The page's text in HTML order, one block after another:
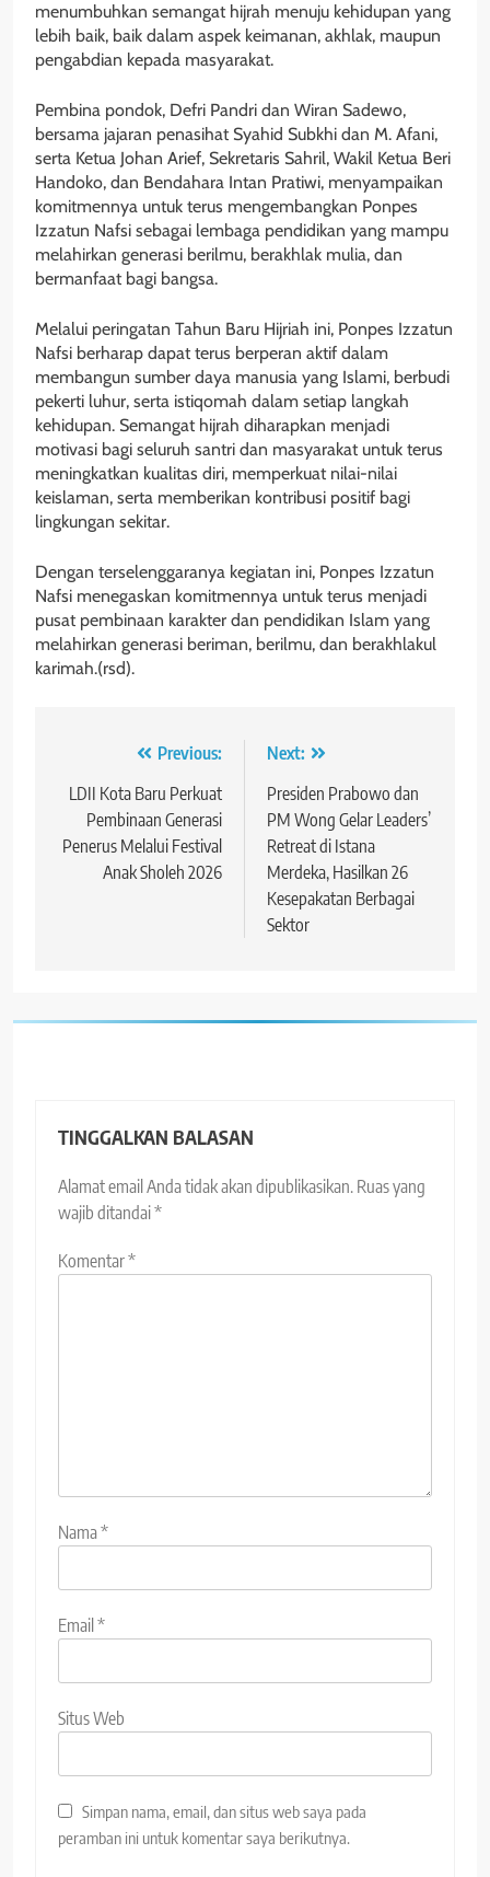
menumbuhkan semangat hijrah menuju kehidupan yang
lebih baik, baik dalam aspek keimanan, akhlak, maupun
pengabdian kepada masyarakat.
Pembina pondok, Defri Pandri dan Wiran Sadewo,
bersama jajaran penasihat Syahid Subkhi dan M. Afani,
serta Ketua Johan Arief, Sekretaris Sahril, Wakil Ketua Beri
Handoko, dan Bendahara Intan Pratiwi, menyampaikan
komitmennya untuk terus mengembangkan Ponpes
Izzatun Nafsi sebagai lembaga pendidikan yang mampu
melahirkan generasi berilmu, berakhlak mulia, dan
bermanfaat bagi bangsa.
Melalui peringatan Tahun Baru Hijriah ini, Ponpes Izzatun
Nafsi berharap dapat terus berperan aktif dalam
membangun sumber daya manusia yang Islami, berbudi
pekerti luhur, serta istiqomah dalam setiap langkah
kehidupan. Semangat hijrah diharapkan menjadi
motivasi bagi seluruh santri dan masyarakat untuk terus
meningkatkan kualitas diri, memperkuat nilai-nilai
keislaman, serta memberikan kontribusi positif bagi
lingkungan sekitar.
Dengan terselenggaranya kegiatan ini, Ponpes Izzatun
Nafsi menegaskan komitmennya untuk terus menjadi
pusat pembinaan karakter dan pendidikan Islam yang
melahirkan generasi beriman, berilmu, dan berakhlakul
karimah.(rsd).
Navigasi
pos
Previous:
LDII Kota Baru Perkuat
Pembinaan Generasi
Penerus Melalui Festival
Anak Sholeh 2026
Next:
Presiden Prabowo dan
PM Wong Gelar Leaders’
Retreat di Istana
Merdeka, Hasilkan 26
Kesepakatan Berbagai
Sektor
TINGGALKAN BALASAN
Alamat email Anda tidak akan dipublikasikan. Ruas yang
wajib ditandai*
Komentar*
Nama*
Email *
Situs Web
Simpan nama, email, dan situs web saya pada
peramban ini untuk komentar saya berikutnya.